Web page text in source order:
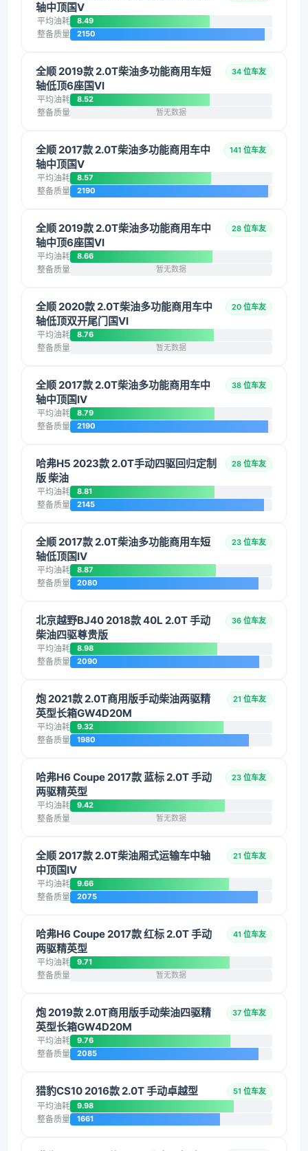
轴中顶国V
平均油耗 8.49
整备质量 2150
全顺 2019款 2.0T柴油多功能商用车短
轴低顶6座国VI
34 位车友
平均油耗 8.52
整备质量 暂无数据
全顺 2017款 2.0T柴油多功能商用车中
轴中顶国V
141 位车友
平均油耗 8.57
整备质量 2190
全顺 2019款 2.0T柴油多功能商用车中
轴中顶6座国VI
28 位车友
平均油耗 8.66
整备质量 暂无数据
全顺 2020款 2.0T柴油多功能商用车中
轴低顶双开尾门国VI
20 位车友
平均油耗 8.76
整备质量 暂无数据
全顺 2017款 2.0T柴油多功能商用车中
轴中顶国IV
38 位车友
平均油耗 8.79
整备质量 2190
哈弗H5 2023款 2.0T手动四驱回归定制
版 柴油
28 位车友
平均油耗 8.81
整备质量 2145
全顺 2017款 2.0T柴油多功能商用车短
轴低顶国IV
23 位车友
平均油耗 8.87
整备质量 2080
北京越野BJ40 2018款 40L 2.0T 手动
柴油四驱尊贵版
36 位车友
平均油耗 8.98
整备质量 2090
炮 2021款 2.0T商用版手动柴油两驱精
英型长箱GW4D20M
21 位车友
平均油耗 9.32
整备质量 1980
哈弗H6 Coupe 2017款 蓝标 2.0T 手动
两驱精英型
23 位车友
平均油耗 9.42
整备质量 暂无数据
全顺 2017款 2.0T柴油厢式运输车中轴
中顶国IV
21 位车友
平均油耗 9.66
整备质量 2075
哈弗H6 Coupe 2017款 红标 2.0T 手动
两驱精英型
41 位车友
平均油耗 9.71
整备质量 暂无数据
炮 2019款 2.0T商用版手动柴油四驱精
英型长箱GW4D20M
37 位车友
平均油耗 9.76
整备质量 2085
猎豹CS10 2016款 2.0T 手动卓越型 51 位车友
平均油耗 9.98
整备质量 1661